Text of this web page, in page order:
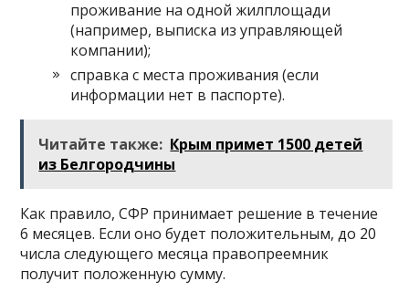
проживание на одной жилплощади
(например, выписка из управляющей
компании);
справка с места проживания (если
информации нет в паспорте).
Читайте также: Крым примет 1500 детей
из Белгородчины
Как правило, СФР принимает решение в течение
6 месяцев. Если оно будет положительным, до 20
числа следующего месяца правопреемник
получит положенную сумму.